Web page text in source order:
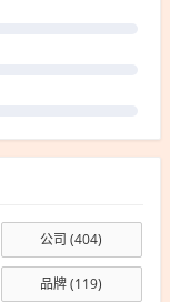
公司 (404)
品牌(119)